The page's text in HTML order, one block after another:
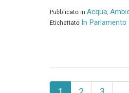
Pubblicato in Acqua,
Etichettato In Parlamento